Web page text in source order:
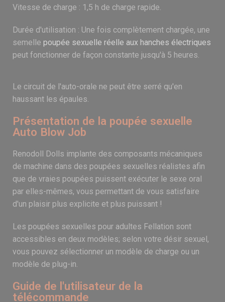
Vitesse de charge : 1,5 h de charge rapide.
Durée d'utilisation : Une fois complètement chargée, une
semelle poupée sexuelle réelle aux hanches électriques
peut fonctionner de façon constante jusqu'à 5 heures.
Le circuit de l'auto-orale ne peut être serré qu'en
haussant les épaules.
Présentation de la poupée sexuelle
Auto Blow Job
Renodoll Dolls implante des composants mécaniques
de machine dans des poupées sexuelles réalistes afin
que de vraies poupées puissent exécuter le sexe oral
par elles-mêmes, vous permettant de vous satisfaire
d'un plaisir plus explicite et plus puissant !
Les poupées sexuelles pour adultes Fellation sont
accessibles en deux modèles; selon votre désir sexuel,
vous pouvez sélectionner un modèle de charge ou un
modèle de plug-in.
Guide de l'utilisateur de la
télécommande